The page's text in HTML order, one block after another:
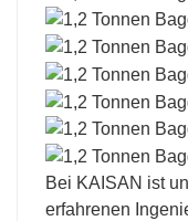
Bei KAISAN ist
erfahrenen